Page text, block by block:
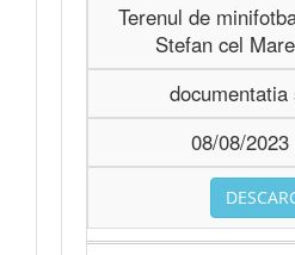
Terenul de
Stefan cel
08/08/